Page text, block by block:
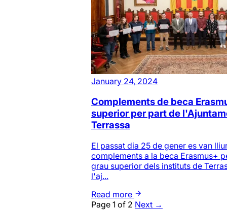
January 24, 2024
Complements de beca
superior per part de
Terrassa
El passat dia 25 de gener es van
complements a la beca Erasmus+
grau superior dels instituts de
l'aj...
Read more
Page 1 of 2 Next →